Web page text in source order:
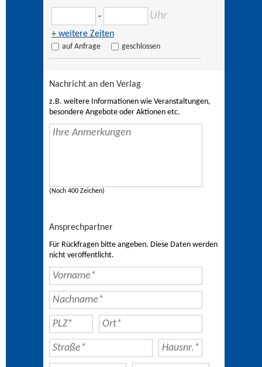
– Uhr
+ weitere Zeiten
auf Anfrage geschlossen
Nachricht an den Verlag
z.B. weitere Informationen wie Veranstaltungen,
besondere Angebote oder Aktionen etc.
(Noch 400 Zeichen)
Ansprechpartner
Für Rückfragen bitte angeben. Diese Daten werden
nicht veröffentlicht.